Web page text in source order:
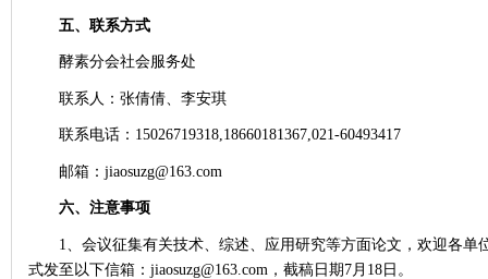
五、联系方式
酵素分会社会服务处
联系人：张倩倩、李安琪
联系电话： 15026719318,18660181367,021-60493417
邮箱： jiaosuzg@163.com
六、注意事项
1、会议征集有关技术、综述、应用研究等方面论文，欢迎各
式发至以下信箱：jiaosuzg@163.com，截稿日期7月18日。